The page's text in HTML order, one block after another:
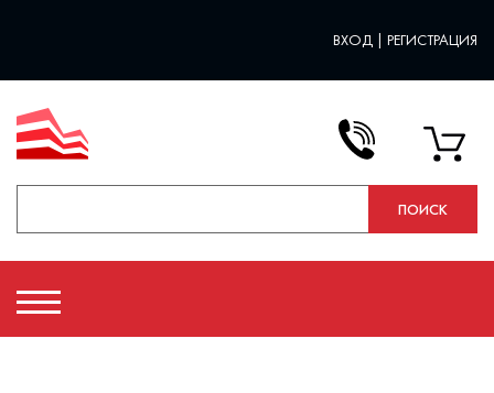
ВХОД | РЕГИСТРАЦИЯ